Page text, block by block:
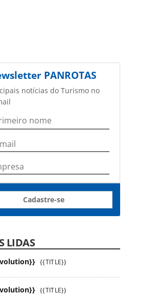
PANROTAS
notícias do Turismo no
Cadastre-se
LIDAS
{{TITLE}}
{{TITLE}}